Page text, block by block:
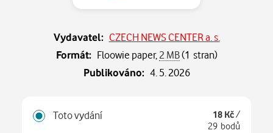
Vydavatel: CZECH NEWS CENTER a. s.
Formát: Floowie paper, 2 MB(1 stran)
Publikováno: 4. 5. 2026
Toto vydání 18 Kč/
29 bodů